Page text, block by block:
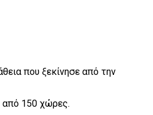
που ξεκίνησε από την
από 150 χώρες.